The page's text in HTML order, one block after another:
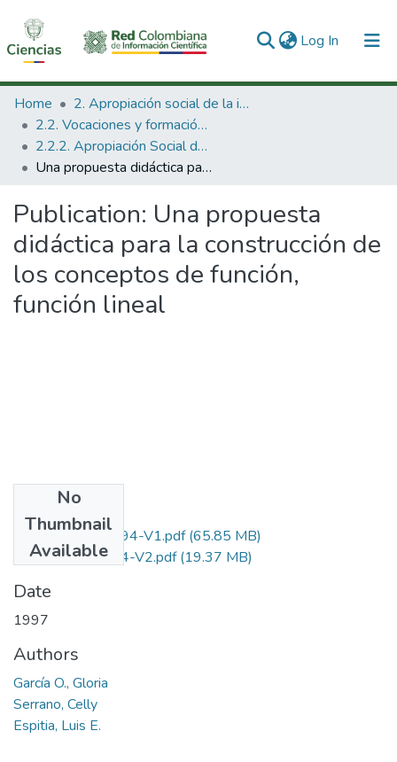
Log In (current)
Communities & Collections
All of DSpace
Statistics
Home
2. Apropiación social de la información en Ciencia Tecnología e Innovación
2.2. Vocaciones y formación de la CTeI
2.2.2. Apropiación Social del Conocimiento
Una propuesta didáctica para la construcción de los conceptos de función, función lineal
Publication: Una propuesta
didáctica para la construcción de
los conceptos de función,
función lineal
No
Thumbnail
Available
1108-011-213-94-V1.pdf(65.85 MB)
1108-11-213-94-V2.pdf(19.37 MB)
Date
1997
Authors
García O., Gloria
Serrano, Celly
Espitia, Luis E.